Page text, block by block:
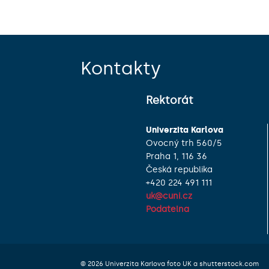
Kontakty
Rektorát
Univerzita Karlova
Ovocný trh 560/5
Praha 1, 116 36
Česká republika
+420 224 491 111
uk@cuni.cz
Podatelna
© 2026 Univerzita Karlova foto UK a shutterstock.com